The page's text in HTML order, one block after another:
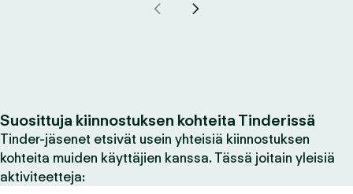
Suosittuja kiinnostuksen kohteita Tinderissä
Tinder-jäsenet etsivät usein yhteisiä kiinnostuksen
kohteita muiden käyttäjien kanssa. Tässä joitain yleisiä
aktiviteetteja: